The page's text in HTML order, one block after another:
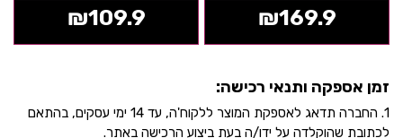
₪169.9
₪109.9
זמן אספקה ותנאי רכישה:
1. החברה תדאג לאספקת המוצר ללקוח'ה, עד 14 ימי עסקים, בהתאם
לכתובת שהוקלדה על ידו/ה בעת ביצוע הרכישה באתר.